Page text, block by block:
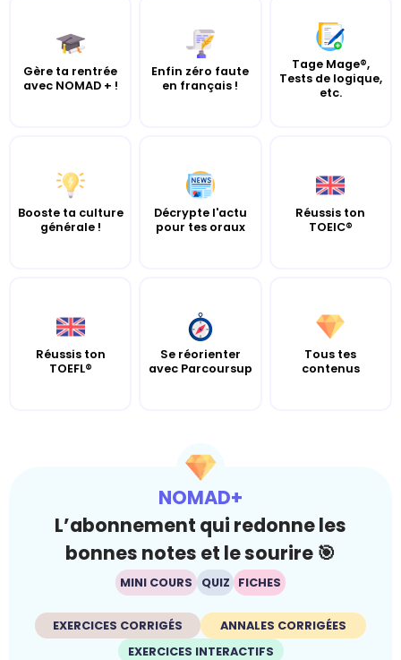
Gère ta rentrée
avec NOMAD + !
Enfin zéro faute
en français !
Tage Mage®,
Tests de logique,
etc.
Booste ta culture
générale !
Décrypte l'actu
pour tes oraux
Réussis ton
TOEIC®
Réussis ton
TOEFL®
Se réorienter
avec Parcoursup
Tous tes
contenus
NOMAD+
L’abonnement qui redonne les
bonnes notes et le sourire 🎯
MINI COURS QUIZ FICHES
EXERCICES CORRIGÉS
ANNALES CORRIGÉES
EXERCICES INTERACTIFS